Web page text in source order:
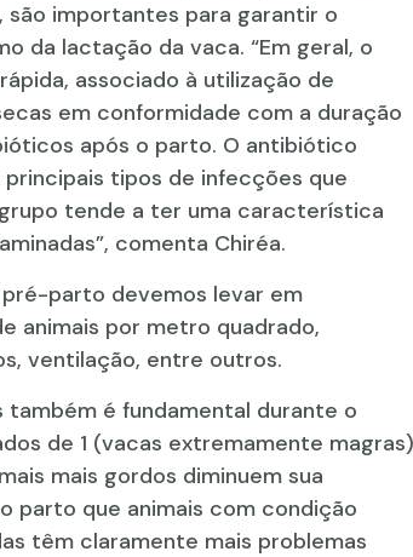
importantes para garantir o
da lactação da vaca. “Em geral, o
associado à utilização de
em conformidade com a duração
após o parto. O antibiótico
tipos de infecções que
tende a ter uma característica
comenta Chiréa.
parto devemos levar em
animais por metro quadrado,
ventilação, entre outros.
é fundamental durante o
de 1 (vacas extremamente magras)
mais gordos diminuem sua
parto que animais com condição
têm claramente mais problemas